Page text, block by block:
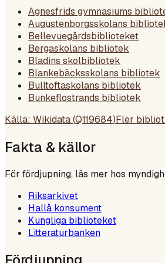
Agnesfrids gymnasiums
Augustenborgsskolans
Bellevuegårdsbiblioteket
Bergaskolans bibliotek
Bladins skolbibliotek
Blankebäcksskolans bibliotek
Bulltoftaskolans bibliotek
Bunkeflostrands bibliotek
Källa: Wikidata (Q119684)Fler
Fakta & källor
För fördjupning, läs mer hos
Riksarkivet
Hallå konsument
Kungliga biblioteket
Litteraturbanken